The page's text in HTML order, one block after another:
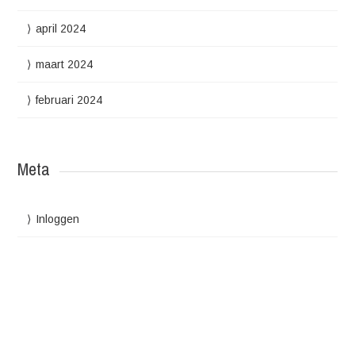
april 2024
maart 2024
februari 2024
Meta
Inloggen